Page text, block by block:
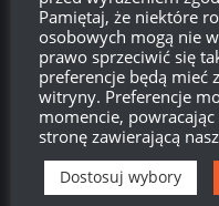
VK 45.01
z Girls und
14:15, 6 LIPCA
LEAK/PATCHE
Miesiąc w
najbliższym
21:09, 2 LIPCA
Pamiętaj, że niektóre
osobowych mogą nie
prawo sprzeciwić się
preferencje będą mieć
witryny. Preferencje
momencie,
stronę zawierającą
Dostosuj wybory